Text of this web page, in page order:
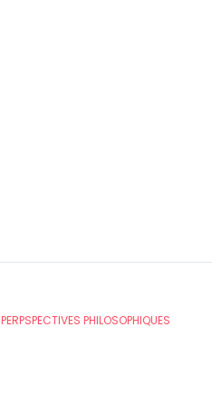
PERPSPECTIVES PHILOSOPHIQUES